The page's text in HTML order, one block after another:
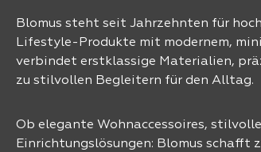
Blomus steht seit Jahrzehnten für
Lifestyle-Produkte mit modernem,
verbindet erstklassige Materialien,
zu stilvollen Begleitern für den Alltag.
Ob elegante Wohnaccessoires,
Einrichtungslösungen: Blomus schafft